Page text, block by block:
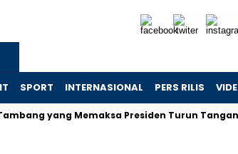
SPORT INTERNASIONAL PERS RILIS
yang Memaksa Presiden Turun Tangan di